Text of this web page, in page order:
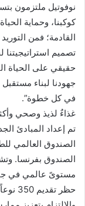
نوفوتيل ملتزمون
كوكبنا، وحماية
القادمة؛ فمن
تصميم
حقيقي على الحياة
جهودنا لبناء
في كل خطوة”.
غذاءٌ لذيذ وصحي
تم إعداد المبادئ
الصندوق العالمي
الصندوق بفرنسا.
حظر